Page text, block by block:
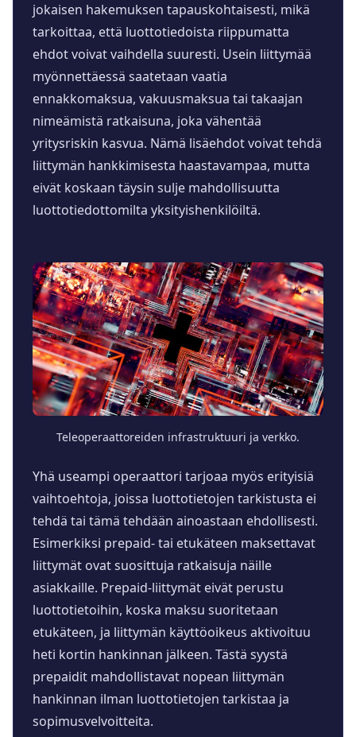
jokaisen hakemuksen tapauskohtaisesti, mikä
tarkoittaa, että luottotiedoista riippumatta
ehdot voivat vaihdella suuresti. Usein liittymää
myönnettäessä saatetaan vaatia
ennakkomaksua, vakuusmaksua tai takaajan
nimeämistä ratkaisuna, joka vähentää
yritysriskin kasvua. Nämä lisäehdot voivat tehdä
liittymän hankkimisesta haastavampaa, mutta
eivät koskaan täysin sulje mahdollisuutta
luottotiedottomilta yksityishenkilöiltä.
Teleoperaattoreiden infrastruktuuri ja verkko.
Yhä useampi operaattori tarjoaa myös erityisiä
vaihtoehtoja, joissa luottotietojen tarkistusta ei
tehdä tai tämä tehdään ainoastaan ehdollisesti.
Esimerkiksi prepaid- tai etukäteen maksettavat
liittymät ovat suosittuja ratkaisuja näille
asiakkaille. Prepaid-liittymät eivät perustu
luottotietoihin, koska maksu suoritetaan
etukäteen, ja liittymän käyttöoikeus aktivoituu
heti kortin hankinnan jälkeen. Tästä syystä
prepaidit mahdollistavat nopean liittymän
hankinnan ilman luottotietojen tarkistaa ja
sopimusvelvoitteita.